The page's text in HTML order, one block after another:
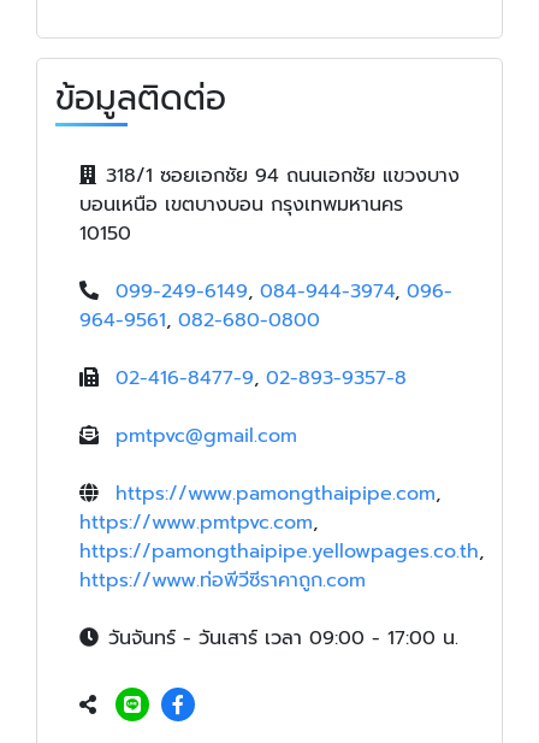
ข้อมูลติดต่อ
318/1 ซอยเอกชัย 94 ถนนเอกชัย แขวงบาง
บอนเหนือ เขตบางบอน กรุงเทพมหานคร
10150
099-249-6149, 084-944-3974, 096-
964-9561, 082-680-0800
02-416-8477-9, 02-893-9357-8
pmtpvc@gmail.com
https://www.pamongthaipipe.com,
https://www.pmtpvc.com,
https://pamongthaipipe.yellowpages.co.th,
https://www.ท่อพีวีซีราคาถูก.com
วันจันทร์ - วันเสาร์ เวลา 09:00 - 17:00 น.